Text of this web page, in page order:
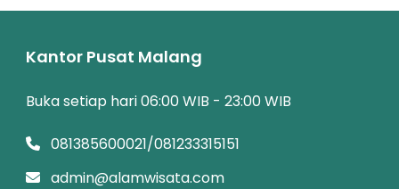
Kantor Pusat Malang
Buka setiap hari 06:00 WIB - 23:00 WIB
081385600021/081233315151
admin@alamwisata.com